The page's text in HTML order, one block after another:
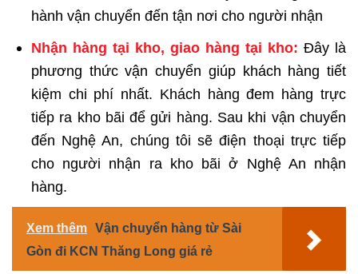
hành vận chuyển đến tận nơi cho người nhận
Nhận hàng tại kho, giao hàng tại kho: Đây là
phương thức vận chuyển giúp khách hàng tiết
kiệm chi phí nhất. Khách hàng đem hàng trực
tiếp ra kho bãi để gửi hàng. Sau khi vận chuyển
đến Nghệ An, chúng tôi sẽ điện thoại trực tiếp
cho người nhận ra kho bãi ở Nghệ An nhận
hàng.
Xem thêm Vận chuyển hàng từ Sài
Gòn đi KCN Thăng Long giá rẻ